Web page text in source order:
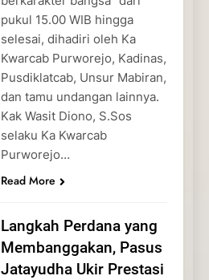
pukul 15.00 WIB hingga
selesai, dihadiri oleh Ka
Kwarcab Purworejo, Kadinas,
Pusdiklatcab, Unsur Mabiran,
dan tamu undangan lainnya.
Kak Wasit Diono, S.Sos
selaku Ka Kwarcab
Purworejo…
Read More
Langkah Perdana yang
Membanggakan, Pasus
Jatayudha Ukir Prestasi